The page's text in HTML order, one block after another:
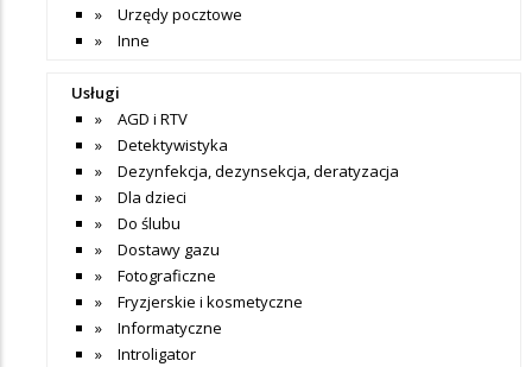
Urzędy pocztowe
Inne
Usługi
AGD i RTV
Detektywistyka
Dezynfekcja, dezynsekcja, deratyzacja
Dla dzieci
Do ślubu
Dostawy gazu
Fotograficzne
Fryzjerskie i kosmetyczne
Informatyczne
Introligator